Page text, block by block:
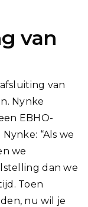
van
van
Nynke
EBHO-
“Als we
we
dan we
Toen
nu wil je